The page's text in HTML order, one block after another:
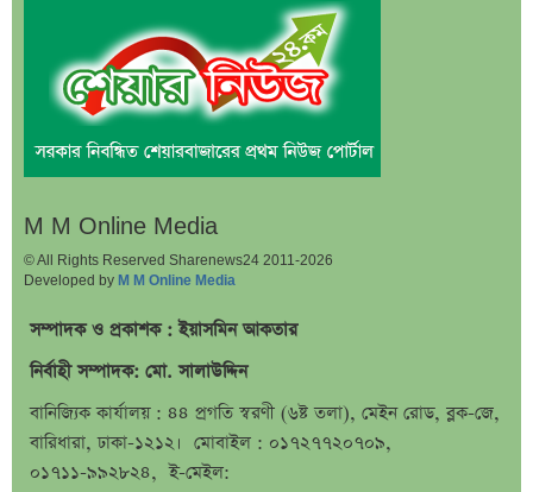
নয় মাসের স্থবিরতা কাটিয়ে আবার গ্যাস পরিবহনে ইন্ট্রাকো
উচ্চ সুদেও মিলছে না আমানত, অবসায়নের প্রক্রিয়ায় ৫
আর্থিক প্রতিষ্ঠান
রাষ্ট্রপতি নির্বাচনের চূড়ান্ত তারিখ ঘোষণা
সাকিবের বাড়িতে হামলার পর কড়া প্রতিক্রিয়া পশ্চিমবঙ্গের
০৬ আগস্ট ব্লকে পাঁচ কোম্পানির বড় লেনদেন
অর্ধ-বার্ষিক আর্থিক প্রতিবেদন নিয়ে আর্নিংস ডিসক্লোজার
৭৫ হাজার ২৮৩ শেয়ার মনোনীত উত্তরাধিকারীর নামে
হস্তান্তর
আস্থা থাকলেও বাজারে অস্থিরতা, তদারকি বাড়ানোর পরামর্শ
M M Online Media
© All Rights Reserved Sharenews24 2011-2026
Developed by M M Online Media
সম্পাদক ও প্রকাশক : ইয়াসমিন আকতার
নির্বাহী সম্পাদক: মো. সালাউদ্দিন
বানিজ্যিক কার্যালয় : ৪৪ প্রগতি স্বরণী (৬ষ্ট তলা), মেইন রোড, ব্লক-জে,
বারিধারা, ঢাকা-১২১২। মোবাইল : ০১৭২৭৭২০৭০৯,
০১৭১১-৯৯২৮২৪, ই-মেইল: